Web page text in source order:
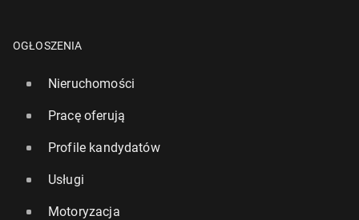
OGŁOSZENIA
Nieruchomości
Pracę oferują
Profile kandydatów
Usługi
Motoryzacja